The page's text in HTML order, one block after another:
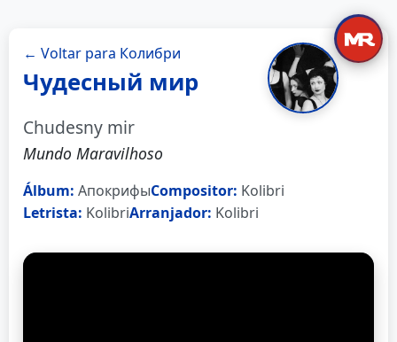
← Voltar para Колибри
Чудесный мир
Chudesny mir
Mundo Maravilhoso
Álbum: АпокрифыCompositor: Kolibri
Letrista: KolibriArranjador: Kolibri